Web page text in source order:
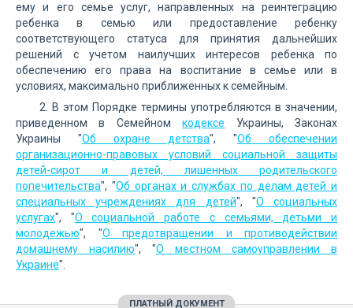
ему и его семье услуг, направленных на реинтеграцию
ребенка в семью или предоставление ребенку
соответствующего статуса для принятия дальнейших
решений с учетом наилучших интересов ребенка по
обеспечению его права на воспитание в семье или в
условиях, максимально приближенных к семейным.
2. В этом Порядке термины употребляются в значении,
приведенном в Семейномкодексе Украины, Законах
Украины "Об охране детства", "Об обеспечении
организационно-правовых условий социальной защиты
детей-сирот и детей, лишенных родительского
попечительства", "Об органах и службах по делам детей и
специальных учреждениях для детей", "О социальных
услугах", "О социальной работе с семьями, детьми и
молодежью", "О предотвращении и противодействии
домашнему насилию", "О местном самоуправлении в
Украине".
ПЛАТНЫЙ ДОКУМЕНТ